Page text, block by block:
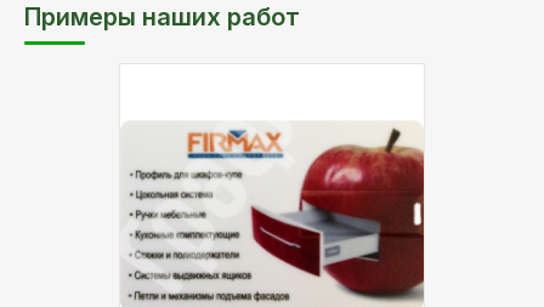
Примеры наших работ
печати:
УФ печать
Цветность: 4+4 - цветная печать
с двух сторон
Описание:флешка-визитка